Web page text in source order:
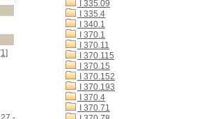
I 335.09
I 335.4
I 340.1
I 370.1
I 370.11
I 370.115
I 370.15
I 370.152
I 370.193
I 370.4
I 370.71
[1]